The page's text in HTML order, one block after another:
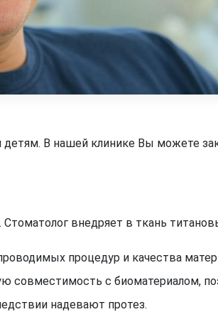
В нашей клинике Вы можете
внедряет в ткань
процедур и качества
совместимость с биоматериалом,
надевают протез.